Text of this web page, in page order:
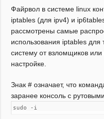
Файрвол в системе linux
iptables (для ipv4) и
рассмотрены самые
использования iptables для
систему от взломщиков или
настройке.
Знак # означает, что
заранее консоль с
sudo -i